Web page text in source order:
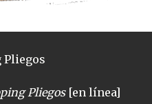
Pliegos[en línea]